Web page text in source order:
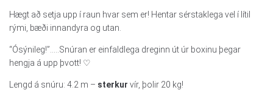
Hægt að setja upp í raun hvar sem er! Hentar sérstaklega vel í lítil
rými, bæði innandyra og utan.
“Ósýnileg!”…..Snúran er einfaldlega dreginn út úr boxinu þegar
hengja á upp þvott! ♡
Lengd á snúru: 4.2 m – sterkur vír, þolir 20 kg!